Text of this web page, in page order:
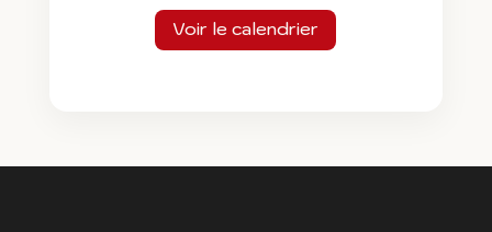
Voir le calendrier